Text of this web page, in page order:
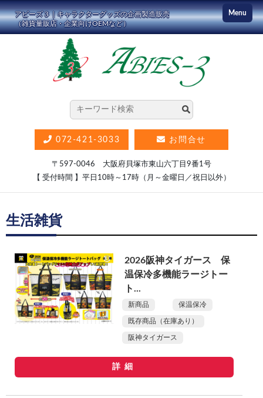
コ
ン
アビーズ３｜キャラクターグッズの企画製造販売
（雑貨量販店・企業向けOEMなど）
072-421-3033 お問合せ
〒597-0046 大阪府貝塚市東山六丁目9番1号
【 受付時間 】平日10時～17時（月～金曜日／祝日以外）
Menu
生活雑貨
2026阪神タイガース 保
温保冷多機能ラージトー
ト...
新商品 保温保冷
既存商品（在庫あり）
阪神タイガース
詳細